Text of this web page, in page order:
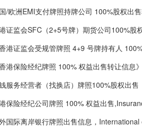
/欧洲EMI支付牌照持牌公司 100%股权出
证监会SFC（2+5号牌）期货公司100%股
香港证监会受规管牌照 4+9 号牌持有人
香港保险经纪牌照 100% 权益出售转让信息
服务经营者（找换店）牌照100%股权出售
保险经纪公司牌照 100% 权益出售
国际离岸银行牌照出售信息，